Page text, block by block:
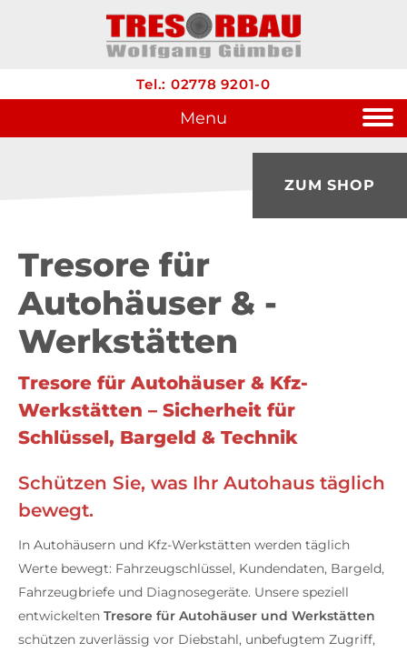
ZUM SHOP
Tel.: 02778 9201-0
Menu
Tresore für
Autohäuser & -
Werkstätten
Tresore für Autohäuser & Kfz-
Werkstätten – Sicherheit für
Schlüssel, Bargeld & Technik
Schützen Sie, was Ihr Autohaus täglich
bewegt.
In Autohäusern und Kfz-Werkstätten werden täglich
Werte bewegt: Fahrzeugschlüssel, Kundendaten, Bargeld,
Fahrzeugbriefe und Diagnosegeräte. Unsere speziell
entwickelten Tresore für Autohäuser und Werkstätten
schützen zuverlässig vor Diebstahl, unbefugtem Zugriff,